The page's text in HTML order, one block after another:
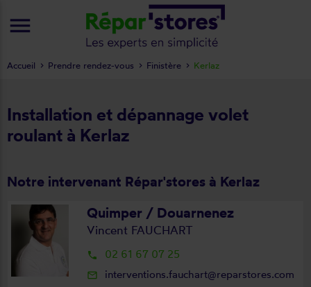
Installation et dépannage volet
roulant à Kerlaz
Notre intervenant Répar'stores à Kerlaz
Quimper / Douarnenez
Vincent FAUCHART
local_phone 02 61 67 07 25
mail_outline interventions.fauchart@reparstores.com
Accueil Prendre rendez-vous Finistère Kerlaz
menu